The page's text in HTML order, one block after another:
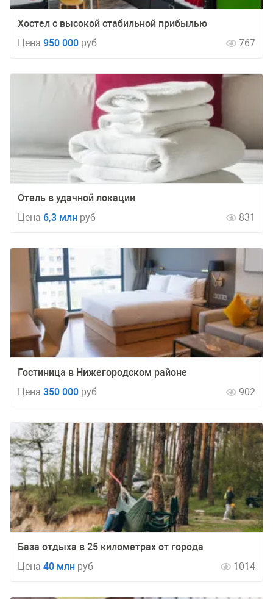
Хостел с высокой стабильной прибылью
Цена 950 000 руб 767
Отель в удачной локации
Цена 6,3 млн руб 831
Гостиница в Нижегородском районе
Цена 350 000 руб 902
База отдыха в 25 километрах от города
Цена 40 млн руб 1014